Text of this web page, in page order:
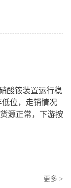
酸铵装置运行稳
低位，走销情况
源正常，下游按
更多 >